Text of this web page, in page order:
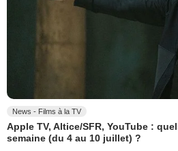
News - Films à la TV
Apple TV, Altice/SFR, YouTube :
semaine (du 4 au 10 juillet) ?